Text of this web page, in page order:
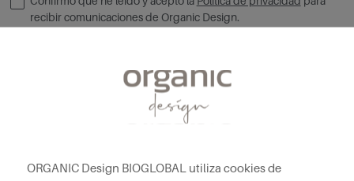
recibir comunicaciones de Organic Design.
ORGANIC Design BIOGLOBAL utiliza cookies de